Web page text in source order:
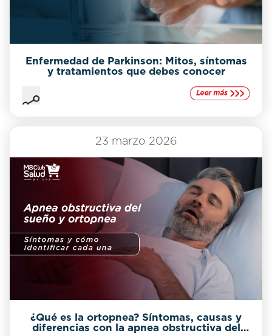
Enfermedad de Parkinson: Mitos, síntomas
y tratamientos que debes conocer
23 marzo 2026
¿Qué es la ortopnea? Síntomas, causas y
diferencias con la apnea obstructiva del